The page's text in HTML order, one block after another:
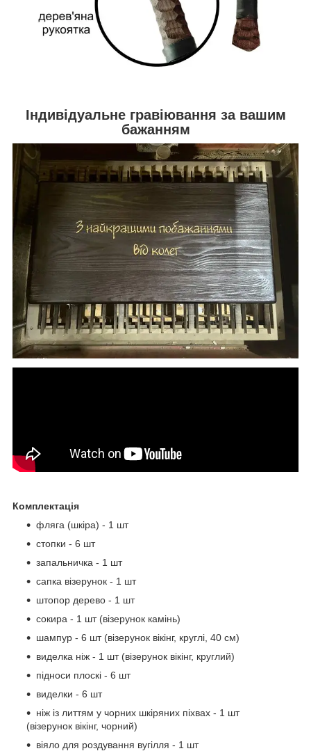
Індивідуальне гравіювання за вашим
бажанням
Комплектація
фляга (шкіра) - 1 шт
стопки - 6 шт
запальничка - 1 шт
сапка візерунок - 1 шт
штопор дерево - 1 шт
сокира - 1 шт (візерунок камінь)
шампур - 6 шт (візерунок вікінг, круглі, 40 см)
виделка ніж - 1 шт (візерунок вікінг, круглий)
підноси плоскі - 6 шт
виделки - 6 шт
ніж із литтям у чорних шкіряних піхвах - 1 шт
(візерунок вікінг, чорний)
віяло для роздування вугілля - 1 шт